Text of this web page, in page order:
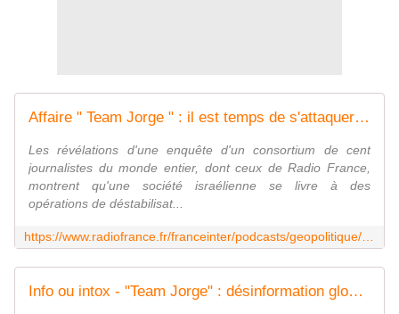
Affaire " Team Jorge " : il est temps de s'attaquer sérieusement aux menaces numériques à la démocratie
Les révélations d'une enquête d'un consortium de cent
journalistes du monde entier, dont ceux de Radio France,
montrent qu'une société israélienne se livre à des
opérations de déstabilisat...
Info ou intox - "Team Jorge" : désinformation globale et technologie de pointe